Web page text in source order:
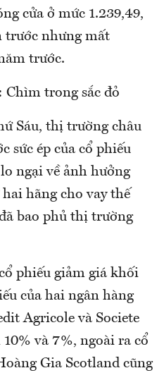
cửa ở mức 1.239,49,
trước nhưng mất
trước.
Chìm trong sắc đỏ
Sáu, thị trường châu
sức ép của cổ phiếu
ngại về ảnh hưởng
hãng cho vay thế
bao phủ thị trường
phiếu giảm giá khối
của hai ngân hàng
Agricole và Societe
và 7%, ngoài ra cổ
Gia Scotland cũng